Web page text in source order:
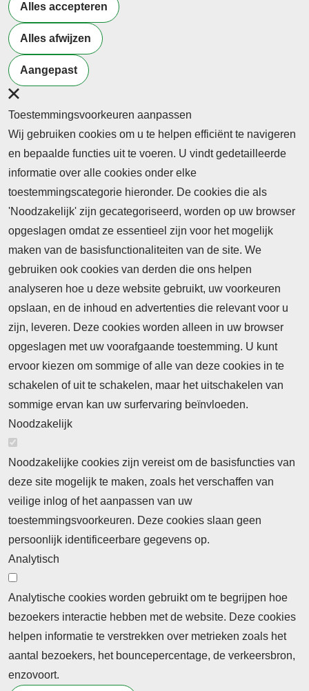
Meer artikelen van
Management
Alles accepteren
Alles afwijzen
Aangepast
Toestemmingsvoorkeuren aanpassen
Wij gebruiken cookies om u te helpen efficiënt te navigeren
en bepaalde functies uit te voeren. U vindt gedetailleerde
informatie over alle cookies onder elke
toestemmingscategorie hieronder. De cookies die als
'Noodzakelijk' zijn gecategoriseerd, worden op uw browser
opgeslagen omdat ze essentieel zijn voor het mogelijk
maken van de basisfunctionaliteiten van de site. We
gebruiken ook cookies van derden die ons helpen
analyseren hoe u deze website gebruikt, uw voorkeuren
opslaan, en de inhoud en advertenties die relevant voor u
zijn, leveren. Deze cookies worden alleen in uw browser
opgeslagen met uw voorafgaande toestemming. U kunt
ervoor kiezen om sommige of alle van deze cookies in te
schakelen of uit te schakelen, maar het uitschakelen van
sommige ervan kan uw surfervaring beïnvloeden.
Noodzakelijk
Noodzakelijke cookies zijn vereist om de basisfuncties van
deze site mogelijk te maken, zoals het verschaffen van
veilige inlog of het aanpassen van uw
toestemmingsvoorkeuren. Deze cookies slaan geen
persoonlijk identificeerbare gegevens op.
Analytisch
Analytische cookies worden gebruikt om te begrijpen hoe
bezoekers interactie hebben met de website. Deze cookies
helpen informatie te verstrekken over metrieken zoals het
aantal bezoekers, het bouncepercentage, de verkeersbron,
enzovoort.
Nieuws
Neem contact op
Algemene Leveringsvoorwaarden
Cookieverklaring
Privacyverklaring
Abonnementinformatie Inlogprocedure
Nieuws
Laatste nieuws
Meld u aan voor onze nieuwsbrief
Ontvang 2 keer per maand de nieuwsbrief met
persberichten, actualiteiten, nieuws en personalia uit het
beroepsonderwijs.